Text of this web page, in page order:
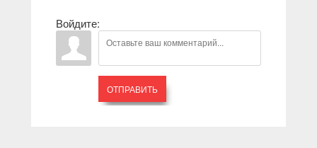
Войдите:
ОТПРАВИТЬ